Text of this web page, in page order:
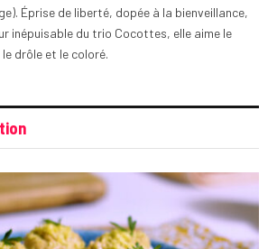
Éprise de liberté, dopée à la bienveillance,
inépuisable du trio Cocottes, elle aime le
le drôle et le coloré.